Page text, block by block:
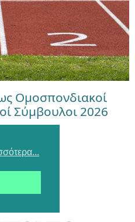
Ομοσπονδιακοί
Σύμβουλοι 2026